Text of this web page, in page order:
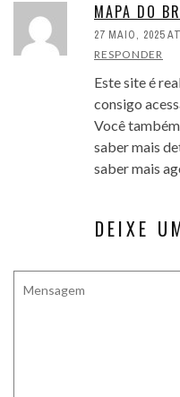
MAPA DO
27 MAIO, 2025
RESPONDER
Este site é
consigo
Você
saber mais
saber mais
DEIXE